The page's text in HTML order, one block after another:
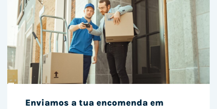
Enviamos a tua encomenda em